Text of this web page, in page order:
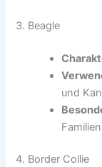
3. Beagle
und
4. Border Collie